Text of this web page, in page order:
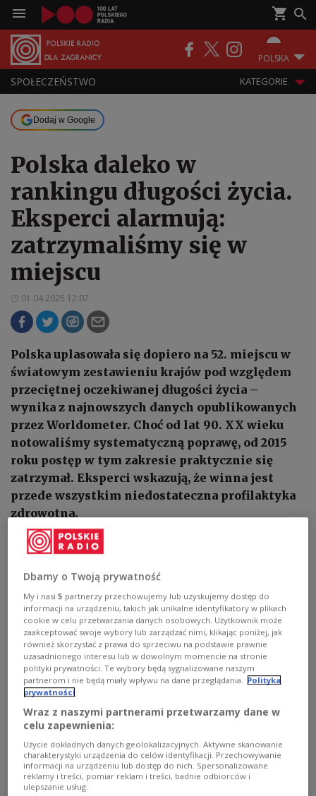
POLSKA
SPOŁECZEŃSTWO KATEGORIE
Dodaj w Google
Polska daleko w
rankingu długości życia.
Eksperci alarmują:
zatrzymaliśmy się w
miejscu
01.04.2025 12:07
Polska uplasowała się dopiero na 52. miejscu w
światowym zestawieniu krajów pod względem
przeciętnej oczekiwanej długości życia –
wynika z najnowszych danych opublikowanych
przez Worldometer. Choć od lat 90. XX wieku
notowaliśmy systematyczną poprawę, od 2015
roku postęp w tym zakresie praktycznie się
zatrzymał. Eksperci wskazują, że winna jest
przede wszystkim niedostateczna profilaktyka
zdrowotna.
Polscy seniorzy coraz pewniej czują się w świecie
cyfrowym jordisalas.net/Shutterstock
Na szczycie globalnego rankingu znalazł się
Hongkong z imponującą średnią długością życia
wynoszącą niemal 86 lat – 88,4 lata dla kobiet i 83,1
Dbamy o Twoją prywatność
My i nasi5 partnerzy przechowujemy lub uzyskujemy dostęp do
informacji na urządzeniu, takich jak unikalne identyfikatory w plikach
cookie w celu przetwarzania danych osobowych. Użytkownik może
zaakceptować swoje wybory lub zarządzać nimi, klikając poniżej, jak
również skorzystać z prawa do sprzeciwu na podstawie prawnie
uzasadnionego interesu lub w dowolnym momencie na stronie
polityki prywatności. Te wybory będą sygnalizowane naszym
partnerom i nie będą miały wpływu na dane przeglądania. Polityka
prywatności
Wraz z naszymi partnerami przetwarzamy dane w
celu zapewnienia:
Użycie dokładnych danych geolokalizacyjnych. Aktywne skanowanie
charakterystyki urządzenia do celów identyfikacji. Przechowywanie
informacji na urządzeniu lub dostęp do nich. Spersonalizowane
reklamy i treści, pomiar reklam i treści, badnie odbiorców i
ulepszanie usług.